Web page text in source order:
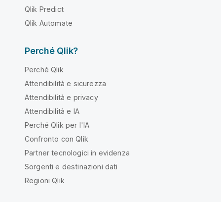
Qlik Predict
Qlik Automate
Perché Qlik?
Perché Qlik
Attendibilità e sicurezza
Attendibilità e privacy
Attendibilità e IA
Perché Qlik per l'IA
Confronto con Qlik
Partner tecnologici in evidenza
Sorgenti e destinazioni dati
Regioni Qlik